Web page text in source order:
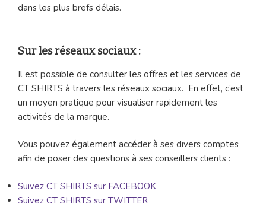
dans les plus brefs délais.
Sur les réseaux sociaux :
Il est possible de consulter les offres et les services de
CT SHIRTS à travers les réseaux sociaux. En effet, c’est
un moyen pratique pour visualiser rapidement les
activités de la marque.
Vous pouvez également accéder à ses divers comptes
afin de poser des questions à ses conseillers clients :
Suivez CT SHIRTS sur FACEBOOK
Suivez CT SHIRTS sur TWITTER